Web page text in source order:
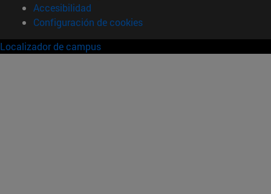
Accesibilidad
Configuración de cookies
Localizador de campus